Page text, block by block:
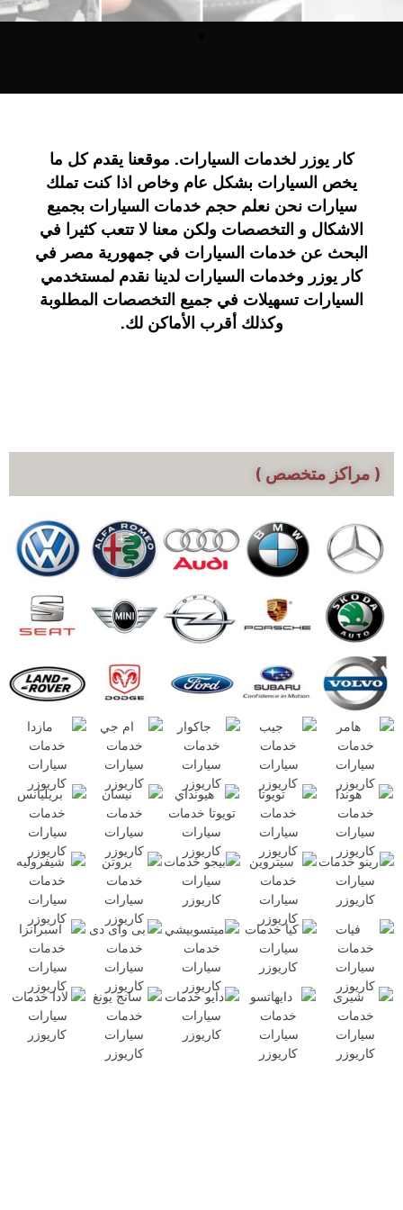
كار يوزر لخدمات السيارات. موقعنا يقدم كل ما
يخص السيارات بشكل عام وخاص اذا كنت تملك
سيارات نحن نعلم حجم خدمات السيارات بجميع
الاشكال و التخصصات ولكن معنا لا تتعب كثيرا في
البحث عن خدمات السيارات في جمهورية مصر في
كار يوزر وخدمات السيارات لدينا نقدم لمستخدمي
السيارات تسهيلات في جميع التخصصات المطلوبة
وكذلك أقرب الأماكن لك.
( مراكز متخصص )